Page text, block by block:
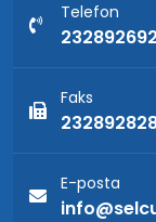
Telefon
Faks
E-posta